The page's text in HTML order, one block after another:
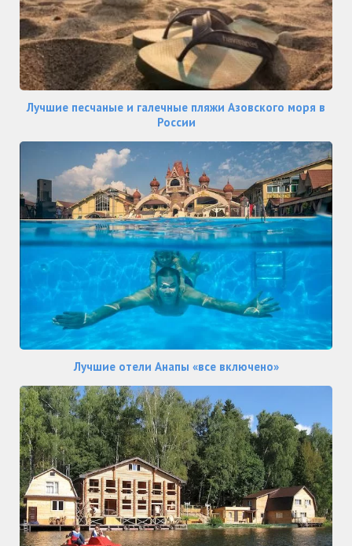
Лучшие песчаные и галечные пляжи Азовского моря в
России
Лучшие отели Анапы «все включено»